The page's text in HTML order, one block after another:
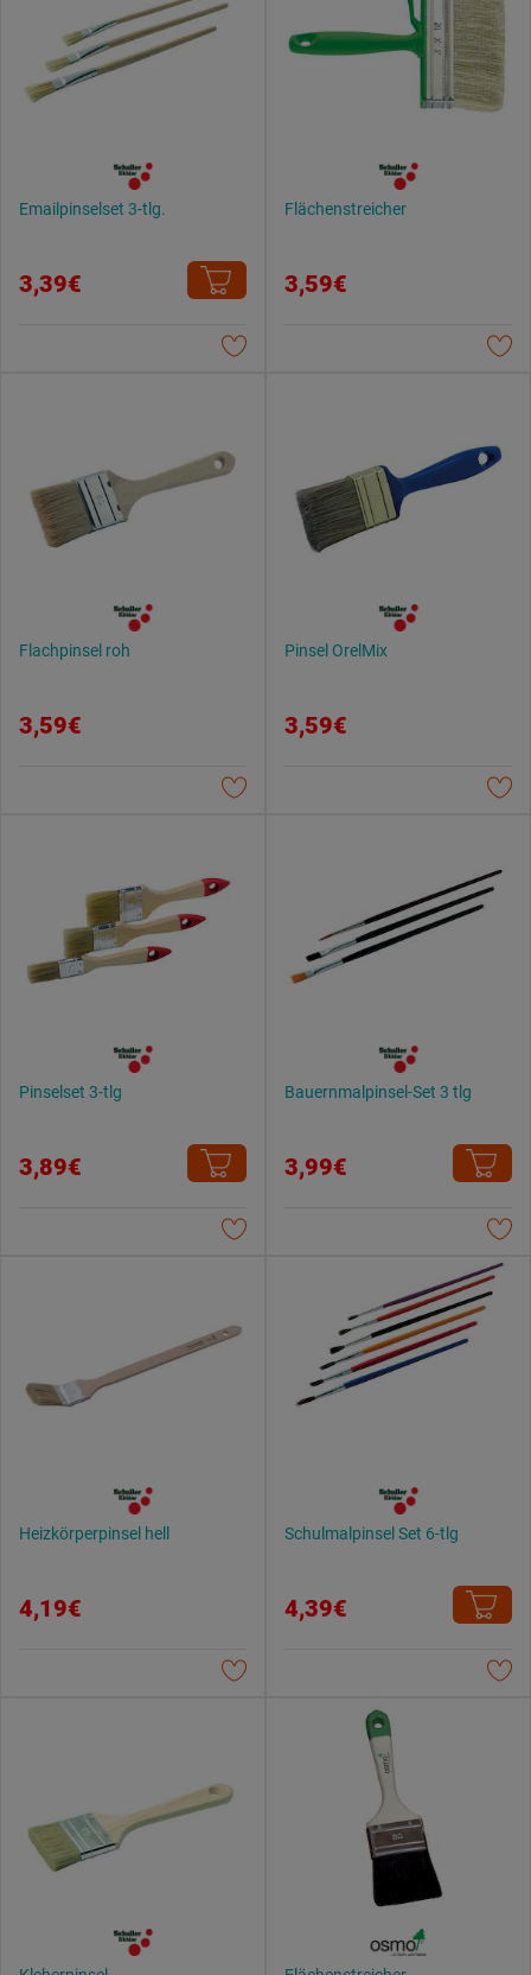
Emailpinselset 3-tlg.
3,39€
Flächenstreicher
3,59€
Flachpinsel roh
3,59€
Pinsel OrelMix
3,59€
Pinselset 3-tlg
3,89€
Bauernmalpinsel-Set 3 tlg
3,99€
Heizkörperpinsel hell
4,19€
Schulmalpinsel Set 6-tlg
4,39€